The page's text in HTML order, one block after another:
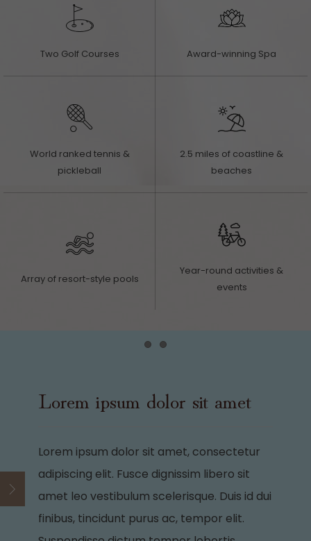
Two Golf Courses Award-winning Spa
World ranked tennis &
pickleball
2.5 miles of coastline &
beaches
Array of resort-style pools
Year-round activities &
events
Item 1
Lorem ipsum dolor sit amet
Lorem ipsum dolor sit amet, consectetur
adipiscing elit. Fusce dignissim libero sit
amet leo vestibulum scelerisque. Duis id dui
finibus, tincidunt purus ac, tempor elit.
Open